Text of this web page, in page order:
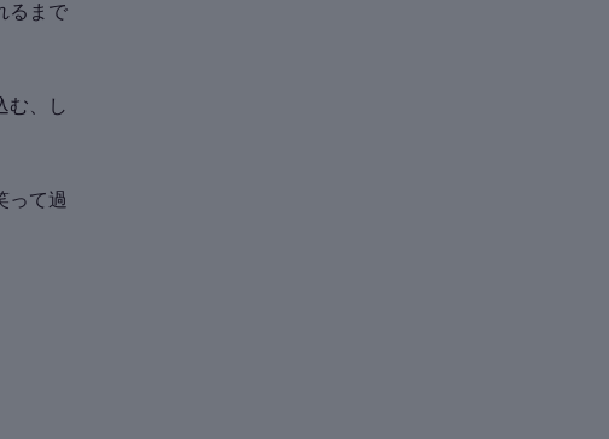
るまで
む、し
って過